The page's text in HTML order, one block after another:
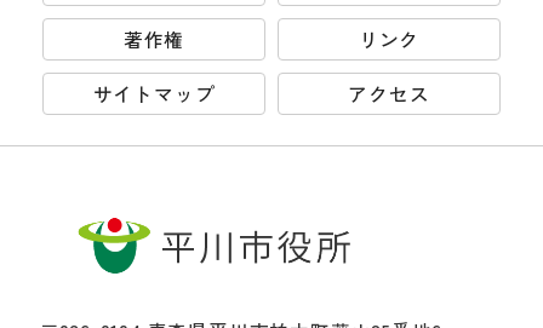
著作権
リンク
サイトマップ
アクセス